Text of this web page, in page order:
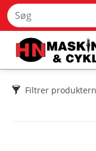
Filtrer